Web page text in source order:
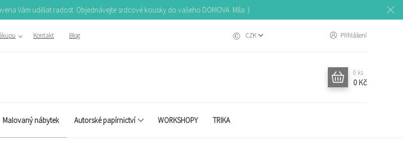
Vám udělat radost. Objednávejte srdcové kousky do vašeho DOMOVA. Míla :)
Kontakt Blog CZK Přihlášení
0 ks
0 Kč
Malovaný nábytek Autorské papírnictví WORKSHOPY TRIKA